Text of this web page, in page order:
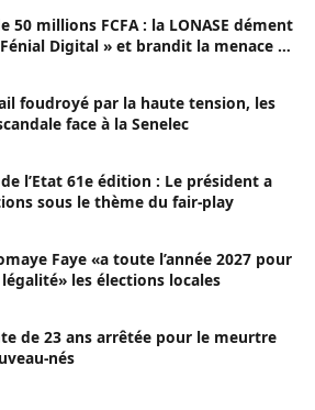
50 millions FCFA : la LONASE dément
Digital » et brandit la menace de
foudroyé par la haute tension, les
face à la Senelec
l’Etat 61e édition : Le président a
sous le thème du fair-play
Faye «a toute l’année 2027 pour
les élections locales
de 23 ans arrêtée pour le meurtre
nés